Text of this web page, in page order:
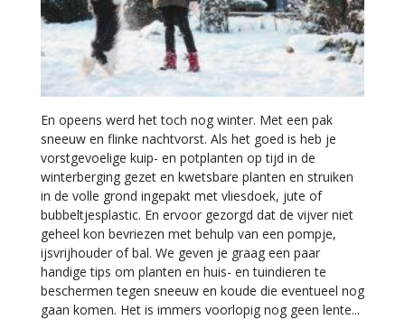
En opeens werd het toch nog winter. Met een pak
sneeuw en flinke nachtvorst. Als het goed is heb je
vorstgevoelige kuip- en potplanten op tijd in de
winterberging gezet en kwetsbare planten en struiken
in de volle grond ingepakt met vliesdoek, jute of
bubbeltjesplastic. En ervoor gezorgd dat de vijver niet
geheel kon bevriezen met behulp van een pompje,
ijsvrijhouder of bal. We geven je graag een paar
handige tips om planten en huis- en tuindieren te
beschermen tegen sneeuw en koude die eventueel nog
gaan komen. Het is immers voorlopig nog geen lente...